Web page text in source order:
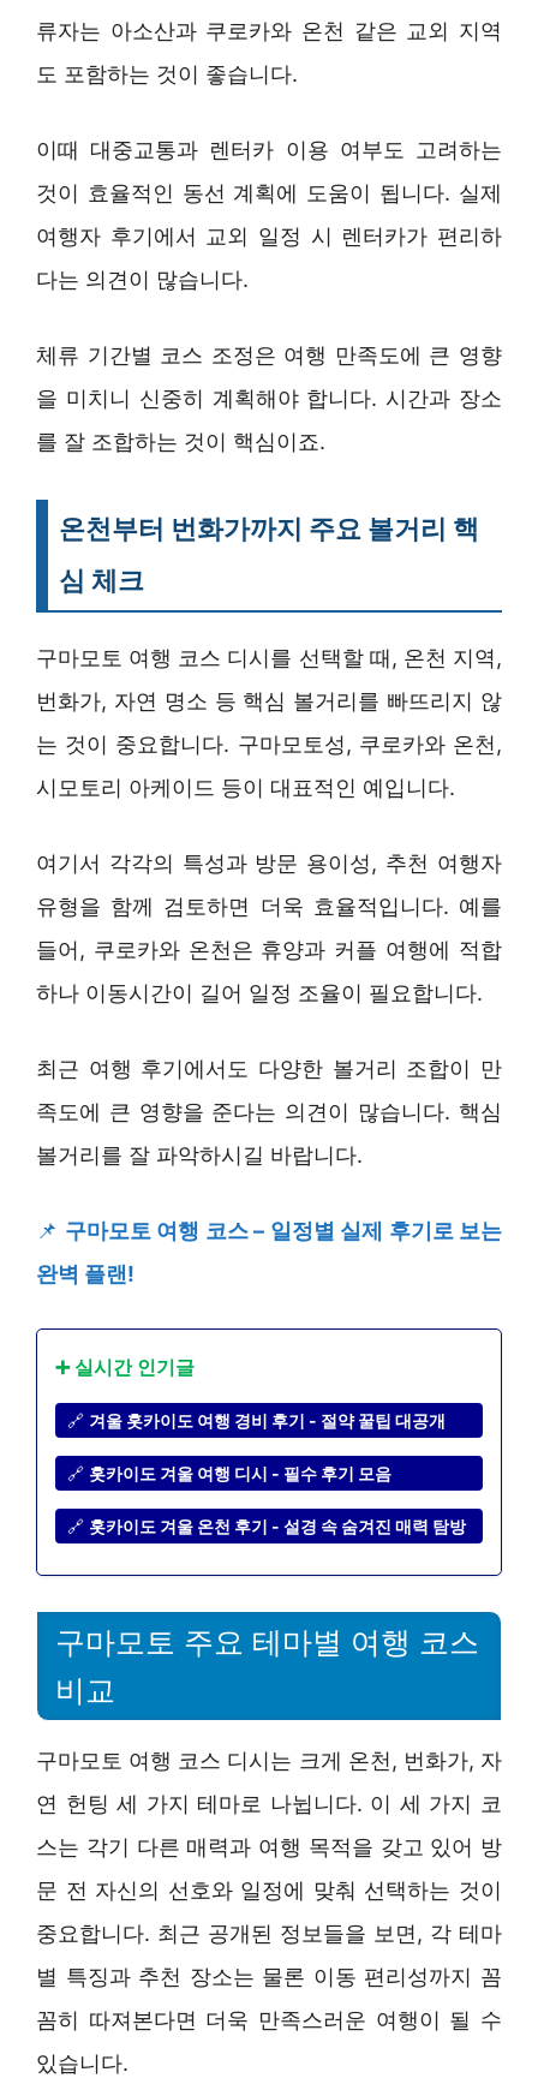
류자는 아소산과 쿠로카와 온천 같은 교외 지역
도 포함하는 것이 좋습니다.
이때 대중교통과 렌터카 이용 여부도 고려하는
것이 효율적인 동선 계획에 도움이 됩니다. 실제
여행자 후기에서 교외 일정 시 렌터카가 편리하
다는 의견이 많습니다.
체류 기간별 코스 조정은 여행 만족도에 큰 영향
을 미치니 신중히 계획해야 합니다. 시간과 장소
를 잘 조합하는 것이 핵심이죠.
온천부터 번화가까지 주요 볼거리 핵
심 체크
구마모토 여행 코스 디시를 선택할 때, 온천 지역,
번화가, 자연 명소 등 핵심 볼거리를 빠뜨리지 않
는 것이 중요합니다. 구마모토성, 쿠로카와 온천,
시모토리 아케이드 등이 대표적인 예입니다.
여기서 각각의 특성과 방문 용이성, 추천 여행자
유형을 함께 검토하면 더욱 효율적입니다. 예를
들어, 쿠로카와 온천은 휴양과 커플 여행에 적합
하나 이동시간이 길어 일정 조율이 필요합니다.
최근 여행 후기에서도 다양한 볼거리 조합이 만
족도에 큰 영향을 준다는 의견이 많습니다. 핵심
볼거리를 잘 파악하시길 바랍니다.
📌 구마모토 여행 코스 – 일정별 실제 후기로 보는
완벽 플랜!
➕ 실시간 인기글
🔗 겨울 홋카이도 여행 경비 후기 - 절약 꿀팁 대공개
🔗 홋카이도 겨울 여행 디시 - 필수 후기 모음
🔗 홋카이도 겨울 온천 후기 - 설경 속 숨겨진 매력 탐방
구마모토 주요 테마별 여행 코스
비교
구마모토 여행 코스 디시는 크게 온천, 번화가, 자
연 헌팅 세 가지 테마로 나뉩니다. 이 세 가지 코
스는 각기 다른 매력과 여행 목적을 갖고 있어 방
문 전 자신의 선호와 일정에 맞춰 선택하는 것이
중요합니다. 최근 공개된 정보들을 보면, 각 테마
별 특징과 추천 장소는 물론 이동 편리성까지 꼼
꼼히 따져본다면 더욱 만족스러운 여행이 될 수
있습니다.